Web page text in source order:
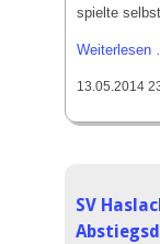
spielte
Weiterlesen
13.05.2014
SV